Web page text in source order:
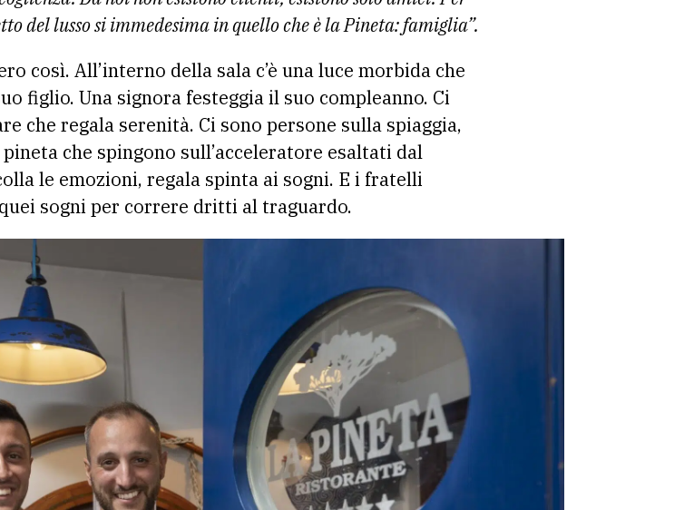
del lusso si immedesima in quello che è la Pineta: famiglia”.
così. All’interno della sala c’è una luce morbida che
figlio. Una signora festeggia il suo compleanno. Ci
che regala serenità. Ci sono persone sulla spiaggia,
che spingono sull’acceleratore esaltati dal
le emozioni, regala spinta ai sogni. E i fratelli
sogni per correre dritti al traguardo.